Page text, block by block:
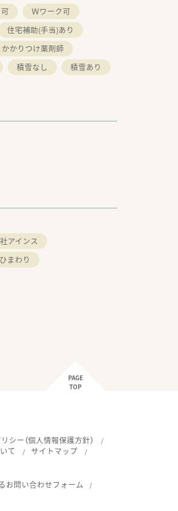
Ｗワーク可
住宅補助(手当)あり
かかりつけ薬剤師
積雪なし 積雪あり
アインス
まわり
PAGE
TOP
シー（個人情報保護方針）
て
サイトマップ
お問い合わせフォーム